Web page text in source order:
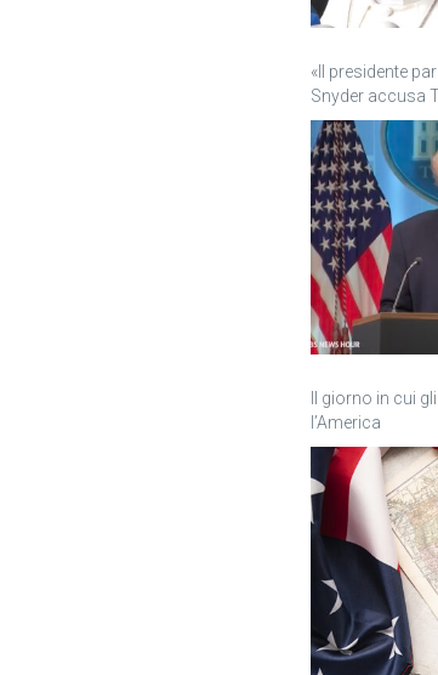
«Il presidente
Snyder accusa
Il giorno in cui
l’America